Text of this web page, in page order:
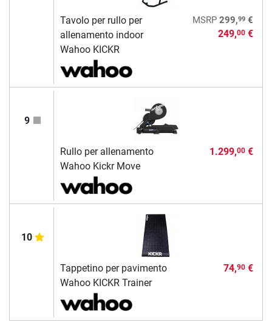
Tavolo per rullo per
allenamento indoor
Wahoo KICKR
MSRP 299,99€
249,00€
9
Rullo per allenamento
Wahoo Kickr Move
1.299,00€
10
Tappetino per pavimento
Wahoo KICKR Trainer
74,90€